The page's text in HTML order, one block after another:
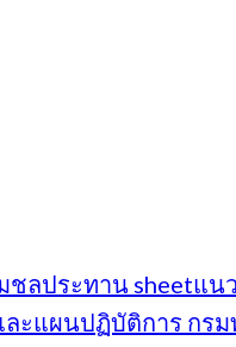
sheetแน